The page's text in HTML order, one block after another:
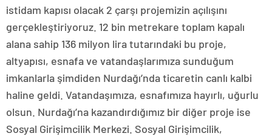
istidam kapısı olacak 2 çarşı projemizin açılışını
gerçekleştiriyoruz. 12 bin metrekare toplam kapalı
alana sahip 136 milyon lira tutarındaki bu proje,
altyapısı, esnafa ve vatandaşlarımıza sunduğum
imkanlarla şimdiden Nurdağı’nda ticaretin canlı kalbi
haline geldi. Vatandaşımıza, esnafımıza hayırlı, uğurlu
olsun. Nurdağı’na kazandırdığımız bir diğer proje ise
Sosyal Girişimcilik Merkezi. Sosyal Girişimcilik,